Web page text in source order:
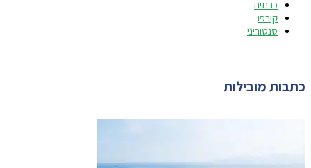
כרתים
קורפו
סנטוריני
כתבות מובילות